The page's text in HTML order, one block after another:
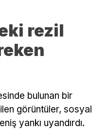
rezil
bulunan bir
görüntüler, sosyal
yankı uyandırdı.